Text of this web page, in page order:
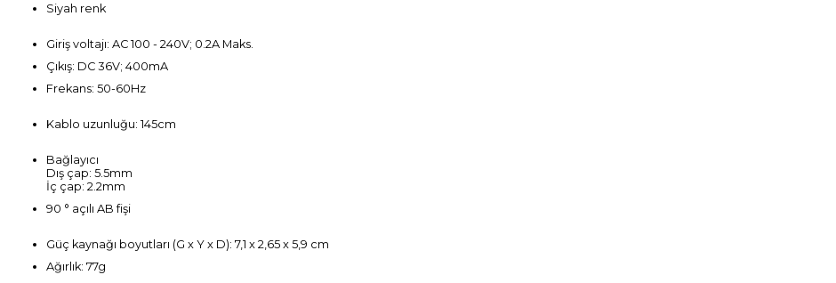
Siyah renk
Giriş voltajı: AC 100 - 240V; 0.2A Maks.
Çıkış: DC 36V; 400mA
Frekans: 50-60Hz
Kablo uzunluğu: 145cm
Bağlayıcı
Dış çap: 5.5mm
İç çap: 2.2mm
90 ° açılı AB fişi
Güç kaynağı boyutları (G x Y x D): 7,1 x 2,65 x 5,9 cm
Ağırlık: 77g